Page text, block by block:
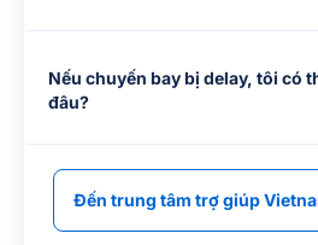
Nếu chuyến bay bị delay, tôi có
đâu?
Đến trung tâm trợ giúp